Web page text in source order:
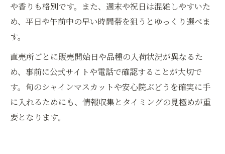
や香りも格別です。また、週末や祝日は混雑しやすいた
め、平日や午前中の早い時間帯を狙うとゆっくり選べま
す。
直売所ごとに販売開始日や品種の入荷状況が異なるた
め、事前に公式サイトや電話で確認することが大切で
す。旬のシャインマスカットや安心院ぶどうを確実に手
に入れるためにも、情報収集とタイミングの見極めが重
要となります。